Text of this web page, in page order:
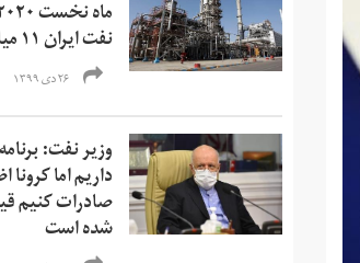
نفت ایران ۱۱ میلیارد دلار بوده است
۲۶ دی ۱۳۹۹
وزیر نفت:
داریم اما
صادرات کنیم
شده است